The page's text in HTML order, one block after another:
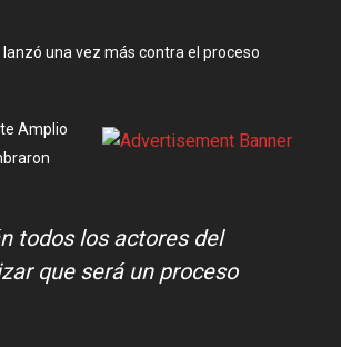
una vez más contra el proceso
Amplio
todos los actores del
que será un proceso